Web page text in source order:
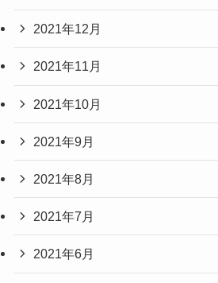
2021年12月
2021年11月
2021年10月
2021年9月
2021年8月
2021年7月
2021年6月